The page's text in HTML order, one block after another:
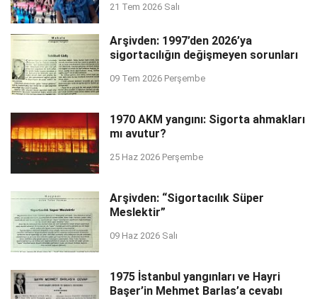
21 Tem 2026 Salı
Arşivden: 1997’den 2026’ya
sigortacılığın değişmeyen sorunları
09 Tem 2026 Perşembe
1970 AKM yangını: Sigorta ahmakları
mı avutur?
25 Haz 2026 Perşembe
Arşivden: “Sigortacılık Süper
Meslektir”
09 Haz 2026 Salı
1975 İstanbul yangınları ve Hayri
Başer’in Mehmet Barlas’a cevabı